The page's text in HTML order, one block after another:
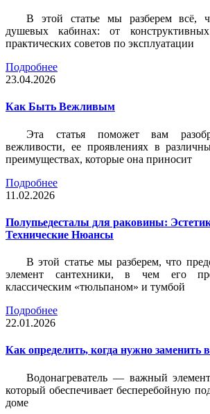
В этой статье мы разберем всё,
душевых кабинах: от
практических советов по эксплуатации
Подробнее
23.04.2026
Как Быть Вежливым
Эта статья поможет вам
вежливости, ее проявлениях в
преимуществах, которые она приносит
Подробнее
11.02.2026
Полупьедесталы для раковины:
Технические Нюансы
В этой статье мы разберем, что
элемент сантехники, в чем его
классическим «тюльпаном» и тумбой
Подробнее
22.01.2026
Как определить, когда нужно заменить
Водонагреватель — важный
который обеспечивает бесперебойную
доме